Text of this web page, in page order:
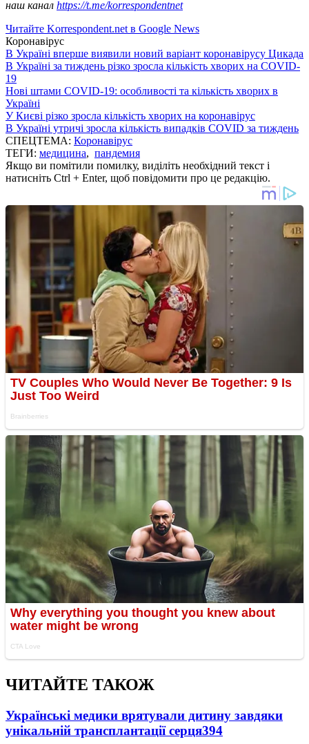
наш канал https://t.me/korrespondentnet
Читайте Korrespondent.net в Google News
Коронавірус
В Україні вперше виявили новий варіант коронавірусу Цикада
В Україні за тиждень різко зросла кількість хворих на COVID-
19
Нові штами COVID-19: особливості та кількість хворих в
Україні
У Києві різко зросла кількість хворих на коронавірус
В Україні утричі зросла кількість випадків COVID за тиждень
СПЕЦТЕМА: Коронавірус
ТЕГИ: медицина, пандемия
Якщо ви помітили помилку, виділіть необхідний текст і
натисніть Ctrl + Enter, щоб повідомити про це редакцію.
ЧИТАЙТЕ ТАКОЖ
Українські медики врятували дитину завдяки
унікальній трансплантації серця394